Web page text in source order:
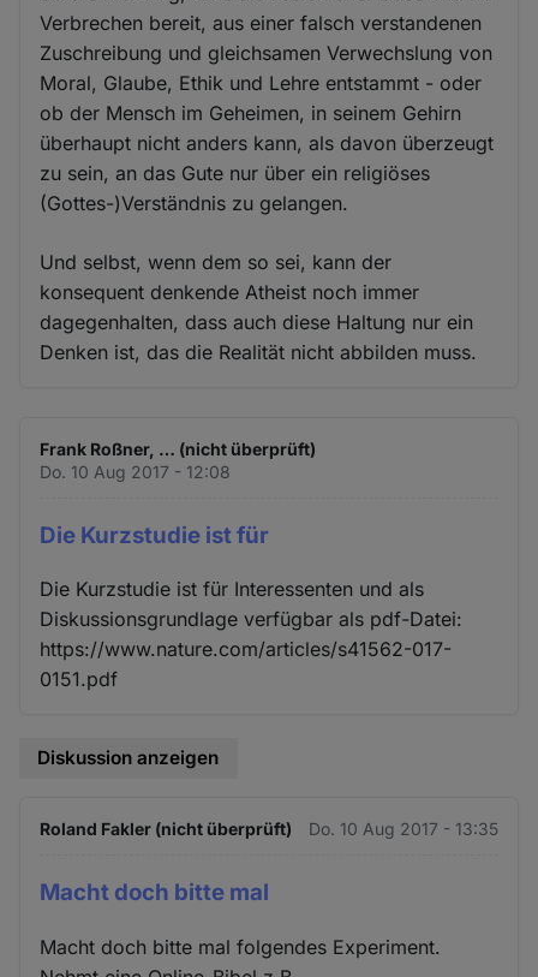
Verbrechen bereit, aus einer falsch verstandenen
Zuschreibung und gleichsamen Verwechslung von
Moral, Glaube, Ethik und Lehre entstammt - oder
ob der Mensch im Geheimen, in seinem Gehirn
überhaupt nicht anders kann, als davon überzeugt
zu sein, an das Gute nur über ein religiöses
(Gottes-)Verständnis zu gelangen.
Und selbst, wenn dem so sei, kann der
konsequent denkende Atheist noch immer
dagegenhalten, dass auch diese Haltung nur ein
Denken ist, das die Realität nicht abbilden muss.
Frank Roßner, … (nicht überprüft)
Do. 10 Aug 2017 - 12:08
Die Kurzstudie ist für
Die Kurzstudie ist für Interessenten und als
Diskussionsgrundlage verfügbar als pdf-Datei:
https://www.nature.com/articles/s41562-017-
0151.pdf
Diskussion anzeigen
Roland Fakler (nicht überprüft) Do. 10 Aug 2017 - 13:35
Macht doch bitte mal
Macht doch bitte mal folgendes Experiment.